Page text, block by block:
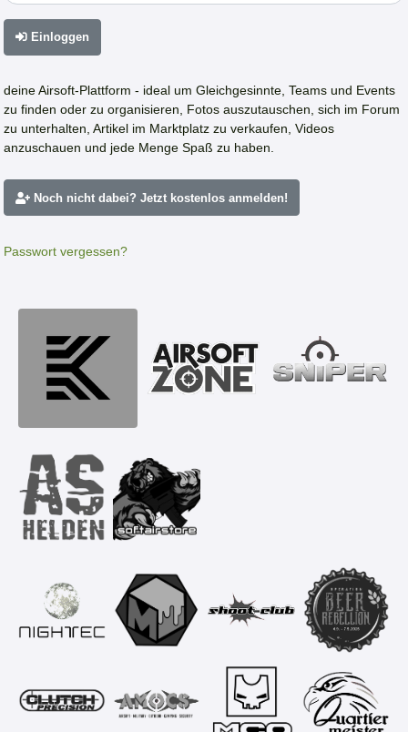
Einloggen
deine Airsoft-Plattform - ideal um Gleichgesinnte, Teams und Events
zu finden oder zu organisieren, Fotos auszutauschen, sich im Forum
zu unterhalten, Artikel im Marktplatz zu verkaufen, Videos
anzuschauen und jede Menge Spaß zu haben.
Noch nicht dabei? Jetzt kostenlos anmelden!
Passwort vergessen?